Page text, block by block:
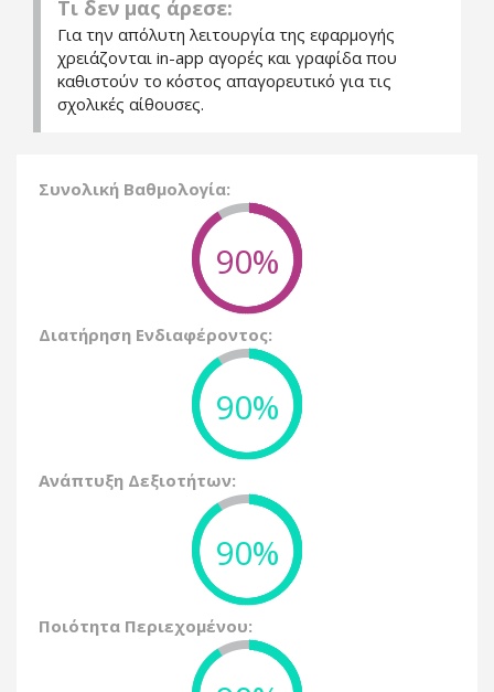
Τι δεν μας άρεσε:
Για την απόλυτη λειτουργία της εφαρμογής
χρειάζονται in-app αγορές και γραφίδα που
καθιστούν το κόστος απαγορευτικό για τις
σχολικές αίθουσες.
Συνολική Βαθμολογία:
90%
Διατήρηση Ενδιαφέροντος:
90%
Ανάπτυξη Δεξιοτήτων:
90%
Ποιότητα Περιεχομένου: